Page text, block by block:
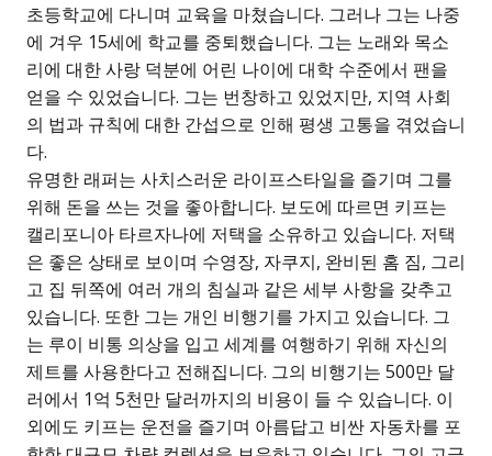
초등학교에 다니며 교육을 마쳤습니다. 그러나 그는 나중
에 겨우 15세에 학교를 중퇴했습니다. 그는 노래와 목소
리에 대한 사랑 덕분에 어린 나이에 대학 수준에서 팬을
얻을 수 있었습니다. 그는 번창하고 있었지만, 지역 사회
의 법과 규칙에 대한 간섭으로 인해 평생 고통을 겪었습니
다.
유명한 래퍼는 사치스러운 라이프스타일을 즐기며 그를
위해 돈을 쓰는 것을 좋아합니다. 보도에 따르면 키프는
캘리포니아 타르자나에 저택을 소유하고 있습니다. 저택
은 좋은 상태로 보이며 수영장, 자쿠지, 완비된 홈 짐, 그리
고 집 뒤쪽에 여러 개의 침실과 같은 세부 사항을 갖추고
있습니다. 또한 그는 개인 비행기를 가지고 있습니다. 그
는 루이 비통 의상을 입고 세계를 여행하기 위해 자신의
제트를 사용한다고 전해집니다. 그의 비행기는 500만 달
러에서 1억 5천만 달러까지의 비용이 들 수 있습니다. 이
외에도 키프는 운전을 즐기며 아름답고 비싼 자동차를 포